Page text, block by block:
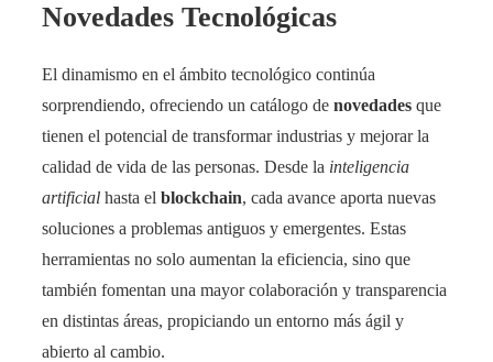
Novedades Tecnológicas
El dinamismo en el ámbito tecnológico continúa
sorprendiendo, ofreciendo un catálogo de novedades que
tienen el potencial de transformar industrias y mejorar la
calidad de vida de las personas. Desde la inteligencia
artificial hasta el blockchain, cada avance aporta nuevas
soluciones a problemas antiguos y emergentes. Estas
herramientas no solo aumentan la eficiencia, sino que
también fomentan una mayor colaboración y transparencia
en distintas áreas, propiciando un entorno más ágil y
abierto al cambio.